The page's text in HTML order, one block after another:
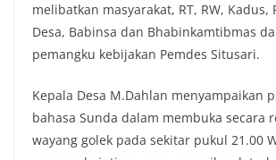
melibatkan masyarakat, RT, RW, Kadus,
Desa, Babinsa dan Bhabinkamtibmas
pemangku kebijakan Pemdes Situsari.
Kepala Desa M.Dahlan menyampaikan
bahasa Sunda dalam membuka secara
wayang golek pada sekitar pukul 21.00